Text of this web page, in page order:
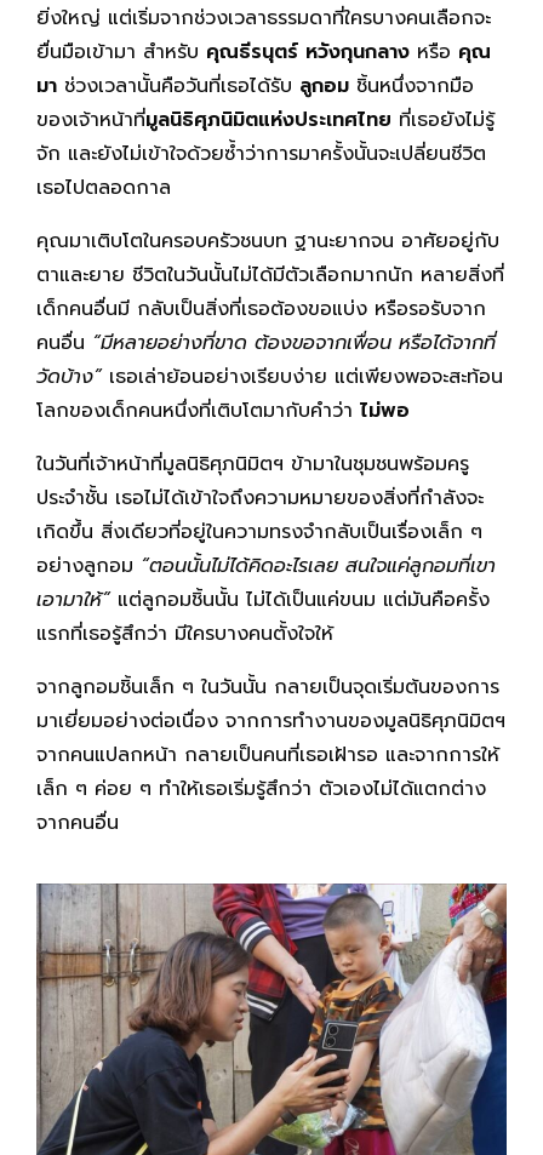
ยิ่งใหญ่ แต่เริ่มจากช่วงเวลาธรรมดาที่ใครบางคนเลือกจะ
ยื่นมือเข้ามา สำหรับ คุณธีรนุตร์ หวังกุนกลาง หรือ คุณ
มา ช่วงเวลานั้นคือวันที่เธอได้รับ ลูกอม ชิ้นหนึ่งจากมือ
ของเจ้าหน้าที่มูลนิธิศุภนิมิตแห่งประเทศไทย ที่เธอยังไม่รู้
จัก และยังไม่เข้าใจด้วยซ้ำว่าการมาครั้งนั้นจะเปลี่ยนชีวิต
เธอไปตลอดกาล
คุณมาเติบโตในครอบครัวชนบท ฐานะยากจน อาศัยอยู่กับ
ตาและยาย ชีวิตในวันนั้นไม่ได้มีตัวเลือกมากนัก หลายสิ่งที่
เด็กคนอื่นมี กลับเป็นสิ่งที่เธอต้องขอแบ่ง หรือรอรับจาก
คนอื่น “มีหลายอย่างที่ขาด ต้องขอจากเพื่อน หรือได้จากที่
วัดบ้าง”เธอเล่าย้อนอย่างเรียบง่าย แต่เพียงพอจะสะท้อน
โลกของเด็กคนหนึ่งที่เติบโตมากับคำว่า ไม่พอ
ในวันที่เจ้าหน้าที่มูลนิธิศุภนิมิตฯ ข้ามาในชุมชนพร้อมครู
ประจำชั้น เธอไม่ได้เข้าใจถึงความหมายของสิ่งที่กำลังจะ
เกิดขึ้น สิ่งเดียวที่อยู่ในความทรงจำกลับเป็นเรื่องเล็ก ๆ
อย่างลูกอม “ตอนนั้นไม่ได้คิดอะไรเลย สนใจแค่ลูกอมที่เขา
เอามาให้”แต่ลูกอมชิ้นนั้น ไม่ได้เป็นแค่ขนม แต่มันคือครั้ง
แรกที่เธอรู้สึกว่า มีใครบางคนตั้งใจให้
จากลูกอมชิ้นเล็ก ๆ ในวันนั้น กลายเป็นจุดเริ่มต้นของการ
มาเยี่ยมอย่างต่อเนื่อง จากการทำงานของมูลนิธิศุภนิมิตฯ
จากคนแปลกหน้า กลายเป็นคนที่เธอเฝ้ารอ และจากการให้
เล็ก ๆ ค่อย ๆ ทำให้เธอเริ่มรู้สึกว่า ตัวเองไม่ได้แตกต่าง
จากคนอื่น